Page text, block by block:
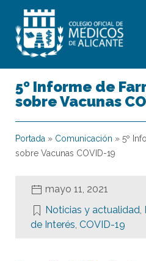
5º Informe de
sobre Vacunas
Portada » Comunicación » 5º
sobre Vacunas COVID-19
mayo 11, 2021
Noticias y actualidad,
de Interés, COVID-19